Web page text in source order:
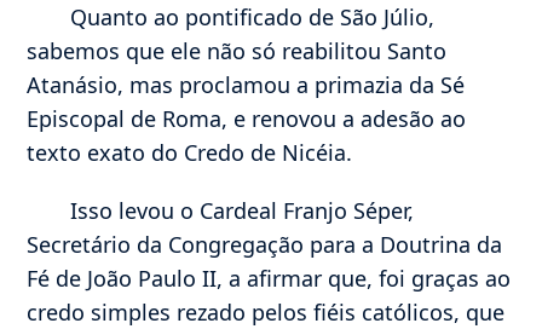
Quanto ao pontificado de São Júlio,
sabemos que ele não só reabilitou Santo
Atanásio, mas proclamou a primazia da Sé
Episcopal de Roma, e renovou a adesão ao
texto exato do Credo de Nicéia.
Isso levou o Cardeal Franjo Séper,
Secretário da Congregação para a Doutrina da
Fé de João Paulo II, a afirmar que, foi graças ao
credo simples rezado pelos fiéis católicos, que